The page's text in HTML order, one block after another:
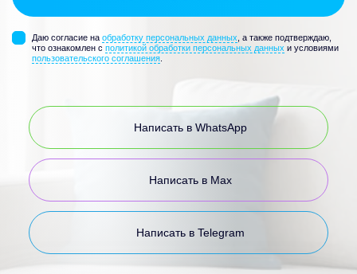
Даю согласие на обработку персональных данных , а также подтверждаю,
что ознакомлен с политикой обработки персональных данных и условиями
пользовательского соглашения
Написать в WhatsApp
Написать в Max
Написать в Telegram